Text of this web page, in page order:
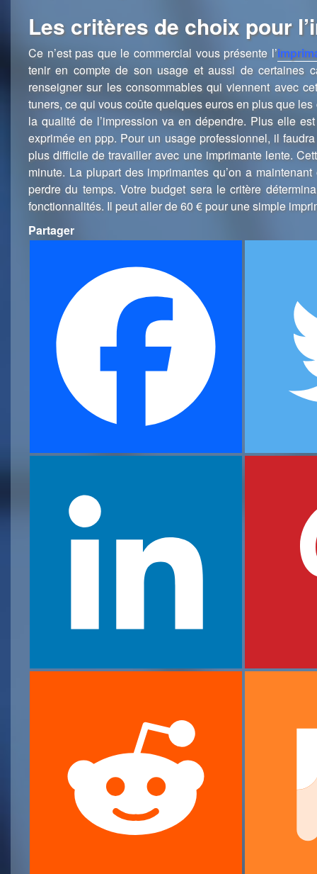
Les critères de choix pour
Ce n’est pas que le commercial vous présente l’
tenir en compte de son usage et aussi de certaines
renseigner sur les consommables qui viennent avec
tuners, ce qui vous coûte quelques euros en plus que
la qualité de l’impression va en dépendre. Plus elle
exprimée en ppp. Pour un usage professionnel, il
plus difficile de travailler avec une imprimante lente.
minute. La plupart des imprimantes qu’on a
perdre du temps. Votre budget sera le critère
fonctionnalités. Il peut aller de 60 € pour une simple
Partager